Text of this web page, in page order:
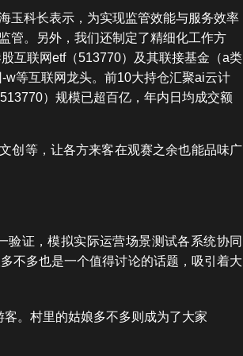
玉科长表示，为实现监管效能与服务效率
管。另外，我们还制定了精细化工作方
互联网etf（513770）及其联接基金（a类
等互联网龙头。前10大持仓汇聚ai云计
）规模已超百亿，年内日均成交额
创等，让各方来客在观赛之余也能品味广
证，模拟实际运营场景测试各系统协同
不多也是一个值得讨论的话题，吸引着大
。村里的姑娘多不多则成为了大家